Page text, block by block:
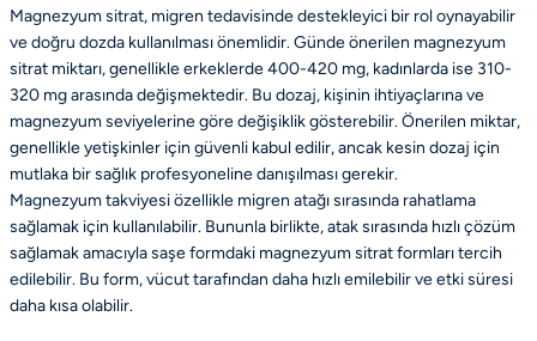
Magnezyum sitrat, migren tedavisinde destekleyici bir rol oynayabilir
ve doğru dozda kullanılması önemlidir. Günde önerilen magnezyum
sitrat miktarı, genellikle erkeklerde 400-420 mg, kadınlarda ise 310-
320 mg arasında değişmektedir. Bu dozaj, kişinin ihtiyaçlarına ve
magnezyum seviyelerine göre değişiklik gösterebilir. Önerilen miktar,
genellikle yetişkinler için güvenli kabul edilir, ancak kesin dozaj için
mutlaka bir sağlık profesyoneline danışılması gerekir.
Magnezyum takviyesi özellikle migren atağı sırasında rahatlama
sağlamak için kullanılabilir. Bununla birlikte, atak sırasında hızlı çözüm
sağlamak amacıyla saşe formdaki magnezyum sitrat formları tercih
edilebilir. Bu form, vücut tarafından daha hızlı emilebilir ve etki süresi
daha kısa olabilir.